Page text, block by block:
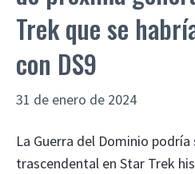
Trek que se
con DS9
31 de enero de 2024
La Guerra del Dominio
trascendental en Star Trek